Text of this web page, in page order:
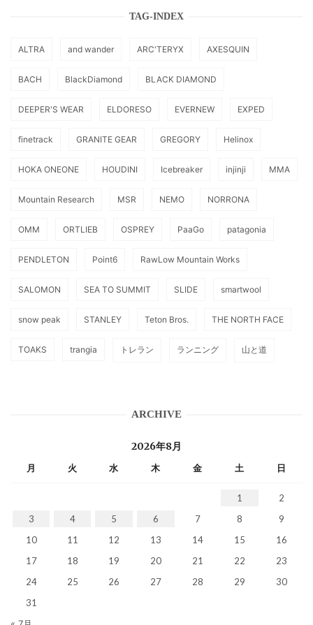
TAG-INDEX
ALTRA and wander ARC'TERYX AXESQUIN
BACH BlackDiamond BLACK DIAMOND
DEEPER'S WEAR ELDORESO EVERNEW EXPED
finetrack GRANITE GEAR GREGORY Helinox
HOKA ONEONE HOUDINI Icebreaker injinji MMA
Mountain Research MSR NEMO NORRONA
OMM ORTLIEB OSPREY PaaGo patagonia
PENDLETON Point6 RawLow Mountain Works
SALOMON SEA TO SUMMIT SLIDE smartwool
snow peak STANLEY Teton Bros. THE NORTH FACE
TOAKS trangia トレラン ランニング 山と道
ARCHIVE
2026年8月
月 火 水 木 金 土 日
1
2
3
4 5 6 7 8
9
10
11 12 13 14 15
16
17
18 19 20 21 22
23
24
25 26 27 28 29
30
31